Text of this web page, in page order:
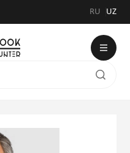
RU UZ